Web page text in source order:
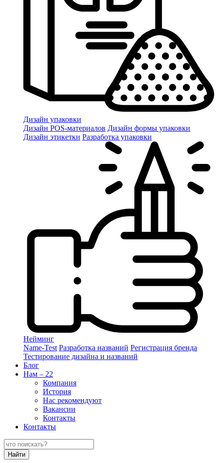
Дизайн упаковки
Дизайн POS-материалов Дизайн формы упаковки
Дизайн этикетки Разработка упаковки
Нейминг
Name-Test Разработка названий Регистрация бренда
Тестирование дизайна и названий
Блог
Нам – 22
Компания
История
Нас рекомендуют
Вакансии
Контакты
Контакты
Найти